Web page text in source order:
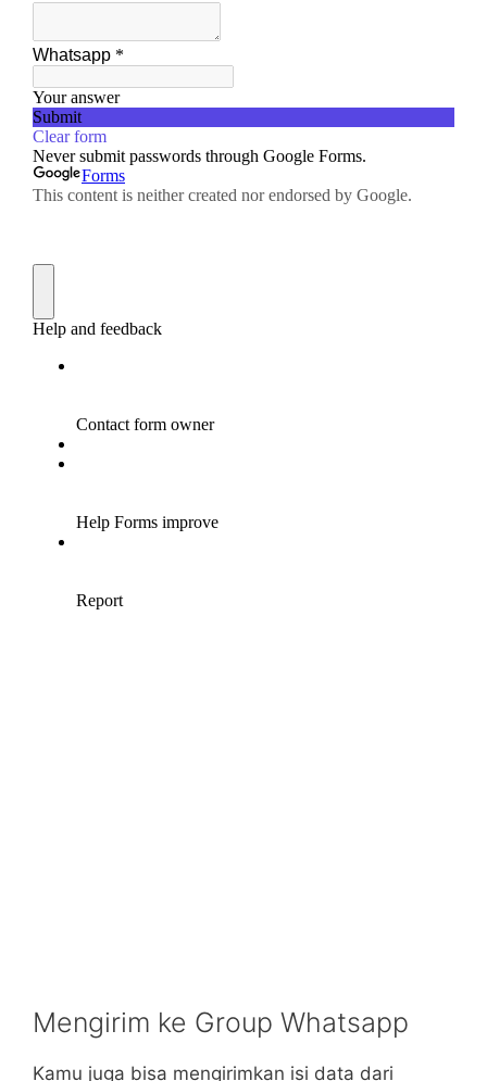
Mengirim ke Group Whatsapp
Kamu juga bisa mengirimkan isi data dari